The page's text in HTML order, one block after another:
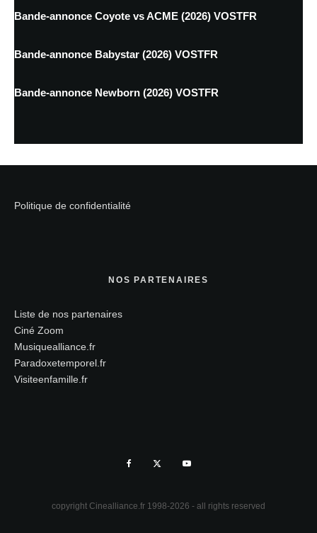
Bande-annonce Coyote vs ACME (2026) VOSTFR
Bande-annonce Babystar (2026) VOSTFR
Bande-annonce Newborn (2026) VOSTFR
Politique de confidentialité
NOS PARTENAIRES
Liste de nos partenaires
Ciné Zoom
Musiquealliance.fr
Paradoxetemporel.fr
Visiteenfamille.fr
copyright Cinealliance.fr 1998-2026 - all rights reserved